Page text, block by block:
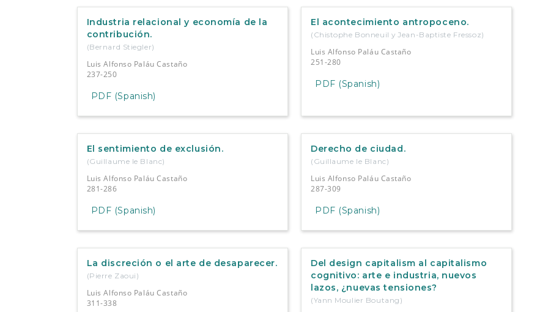
Industria relacional y economía de la
contribución.
(Bernard Stiegler)
Luis Alfonso Paláu Castaño
237-250
PDF (Spanish)
El acontecimiento antropoceno.
(Chistophe Bonneuil y Jean-Baptiste Fressoz)
Luis Alfonso Paláu Castaño
251-280
PDF (Spanish)
El sentimiento de exclusión.
(Guillaume le Blanc)
Luis Alfonso Paláu Castaño
281-286
PDF (Spanish)
Derecho de ciudad.
(Guillaume le Blanc)
Luis Alfonso Paláu Castaño
287-309
PDF (Spanish)
La discreción o el arte de desaparecer.
(Pierre Zaoui)
Luis Alfonso Paláu Castaño
311-338
Del design capitalism al capitalismo
cognitivo: arte e industria, nuevos
lazos, ¿nuevas tensiones?
(Yann Moulier Boutang)